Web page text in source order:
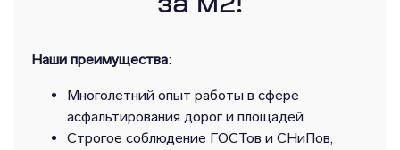
за м2!
Наши преимущества:
Многолетний опыт работы в сфере
асфальтирования дорог и площадей
Строгое соблюдение ГОСТов и СНиПов,